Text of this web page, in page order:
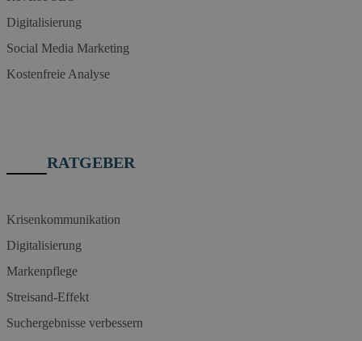
Digitalisierung
Social Media Marketing
Kostenfreie Analyse
RATGEBER
Krisenkommunikation
Digitalisierung
Markenpflege
Streisand-Effekt
Suchergebnisse verbessern